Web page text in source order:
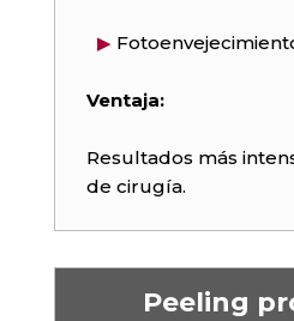
▶
Ventaja:
Resultados más
de cirugía.
Peeling